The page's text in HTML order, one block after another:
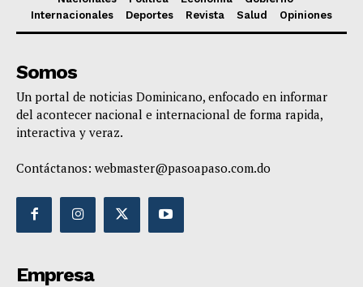
Internacionales
Deportes Revista Salud Opiniones
Somos
Un portal de noticias Dominicano, enfocado en informar
del acontecer nacional e internacional de forma rapida,
interactiva y veraz.
Contáctanos: webmaster@pasoapaso.com.do
Empresa